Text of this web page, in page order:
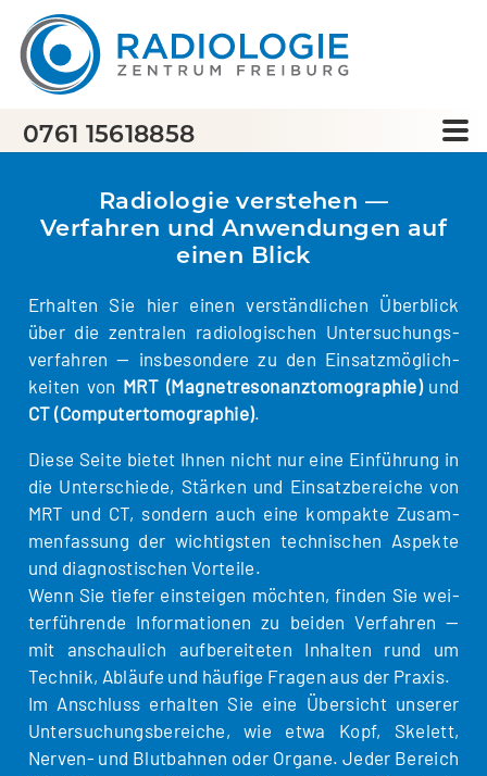
0761 15618858
Radiologie verstehen —
Verfahren und Anwendungen auf
einen Blick
Erhal­ten Sie hier einen ver­ständ­li­chen Über­blick
über die zen­tra­len radio­lo­gi­schen Unter­su­chungs­
ver­fah­ren — ins­be­son­de­re zu den Ein­satz­mög­lich­
kei­ten von MRT (Magnet­re­so­nanz­to­mo­gra­phie)und
CT (Com­pu­ter­to­mo­gra­phie).
Die­se Sei­te bie­tet Ihnen nicht nur eine Ein­füh­rung in
die Unter­schie­de, Stär­ken und Ein­satz­be­rei­che von
MRT und CT, son­dern auch eine kom­pak­te Zusam­
men­fas­sung der wich­tigs­ten tech­ni­schen Aspek­te
und dia­gnos­ti­schen Vorteile.
Wenn Sie tie­fer ein­stei­gen möch­ten, fin­den Sie wei­
ter­füh­ren­de Infor­ma­tio­nen zu bei­den Ver­fah­ren —
mit anschau­lich auf­be­rei­te­ten Inhal­ten rund um
Tech­nik, Abläu­fe und häu­fi­ge Fra­gen aus der Praxis.
Im Anschluss erhal­ten Sie eine Über­sicht unse­rer
Unter­su­chungs­be­rei­che, wie etwa Kopf, Ske­lett,
Ner­­ven- und Blut­bah­nen oder Orga­ne. Jeder Bereich